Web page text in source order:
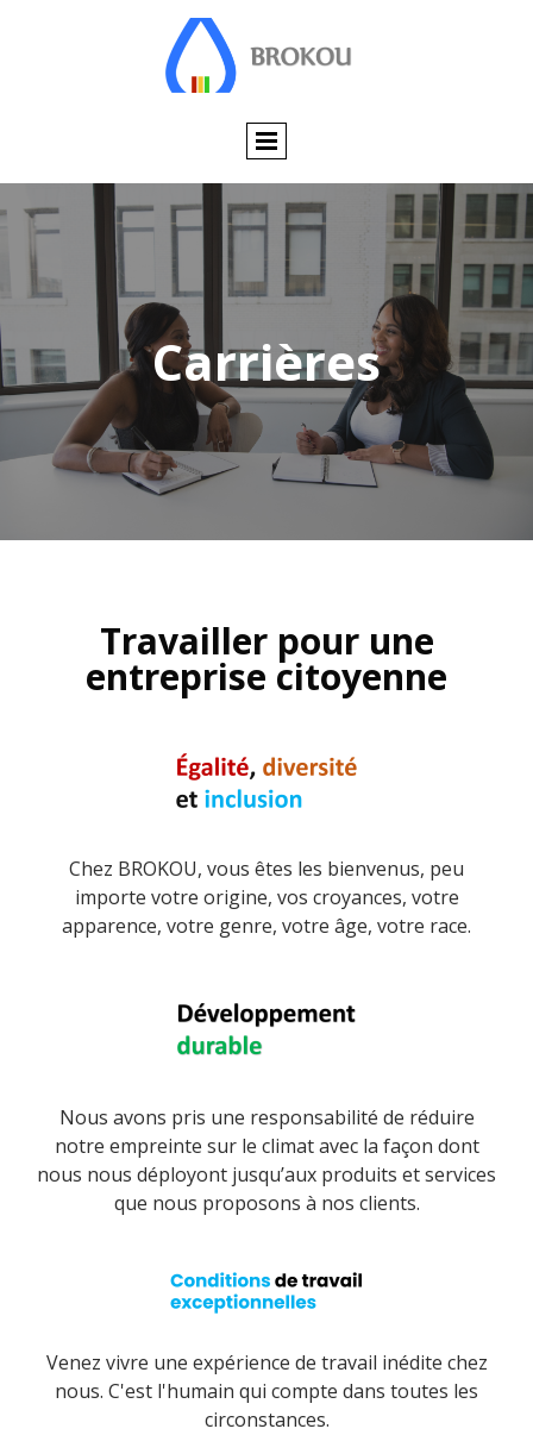
Carrières
Travailler pour une
entreprise citoyenne
Chez BROKOU, vous êtes les bienvenus, peu
importe votre origine, vos croyances, votre
apparence, votre genre, votre âge, votre race.
Nous avons pris une responsabilité de réduire
notre empreinte sur le climat avec la façon dont
nous nous déployont jusqu’aux produits et services
que nous proposons à nos clients.
Venez vivre une expérience de travail inédite chez
nous. C'est l'humain qui compte dans toutes les
circonstances.